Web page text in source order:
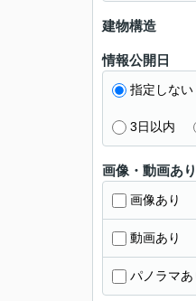
建物構造
情報公開日
指定しない
3日以内
画像・動画あり
画像あり
動画あり
パノラマあ